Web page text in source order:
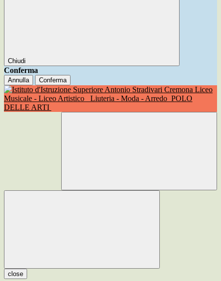
Chiudi
Conferma
Annulla Conferma
Liceo
Musicale - Liceo Artistico
Liuteria - Moda - Arredo POLO
DELLE ARTI
close